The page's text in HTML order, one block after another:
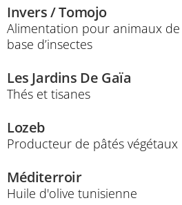
Invers / Tomojo
Alimentation pour animaux
base d’insectes
Les Jardins De Gaïa
Thés et tisanes
Lozeb
Producteur de pâtés végétaux
Méditerroir
Huile d'olive tunisienne